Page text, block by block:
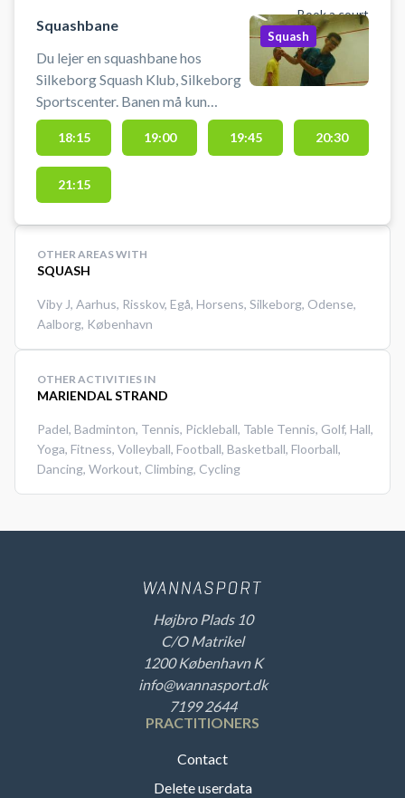
Book a court
Squashbane
Du lejer en squashbane hos
Silkeborg Squash Klub, Silkeborg
Sportscenter. Banen må kun
benyttes med indendørs sko, der
ikke laver mærker i gulvet. Lyset
tænder/slukker automatisk 10 min
før/efter ti
Squash
18:15 19:00 19:45 20:30
21:15
OTHER AREAS WITH
SQUASH
Viby J, Aarhus, Risskov, Egå, Horsens, Silkeborg, Odense,
Aalborg, København
OTHER ACTIVITIES IN
MARIENDAL STRAND
Padel, Badminton, Tennis, Pickleball, Table Tennis, Golf, Hall,
Yoga, Fitness, Volleyball, Football, Basketball, Floorball,
Dancing, Workout, Climbing, Cycling
Højbro Plads 10
C/O Matrikel
1200 København K
info@wannasport.dk
7199 2644
PRACTITIONERS
Contact
Delete userdata